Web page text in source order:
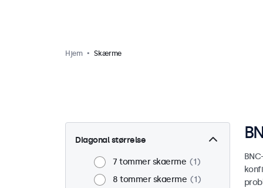
Hjem Skærme
Diagonal størrelse
7 tommer skaerme
1
8 tommer skaerme
1